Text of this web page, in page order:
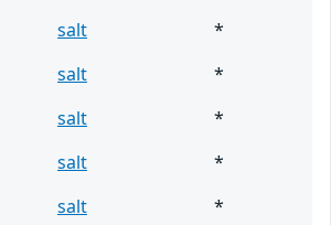
salt
*
salt
*
salt
*
salt
*
salt
*